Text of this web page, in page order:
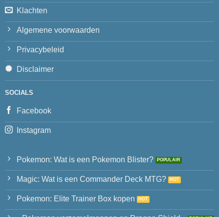
Klachten
Algemene voorwaarden
Privacybeleid
Disclaimer
SOCIALS
Facebook
Instagram
Pokemon: Wat is een Pokemon Blister?
Magic: Wat is een Commander Deck MTG?
Pokemon: Elite Trainer Box kopen